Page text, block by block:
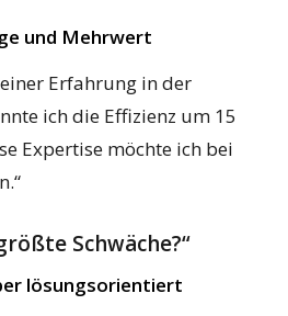
und Mehrwert
Erfahrung in der
ich die Effizienz um 15
Expertise möchte ich bei
Schwäche?“
lösungsorientiert